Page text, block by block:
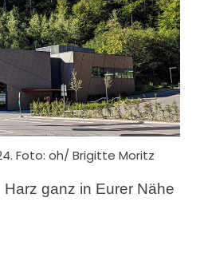
Foto: oh/ Brigitte Moritz
ganz in Eurer Nähe